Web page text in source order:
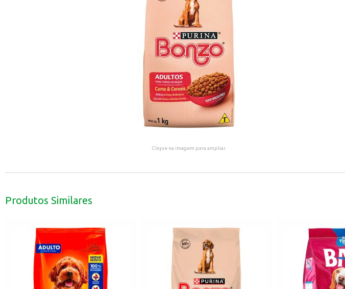
Clique na imagem para ampliar.
Produtos Similares